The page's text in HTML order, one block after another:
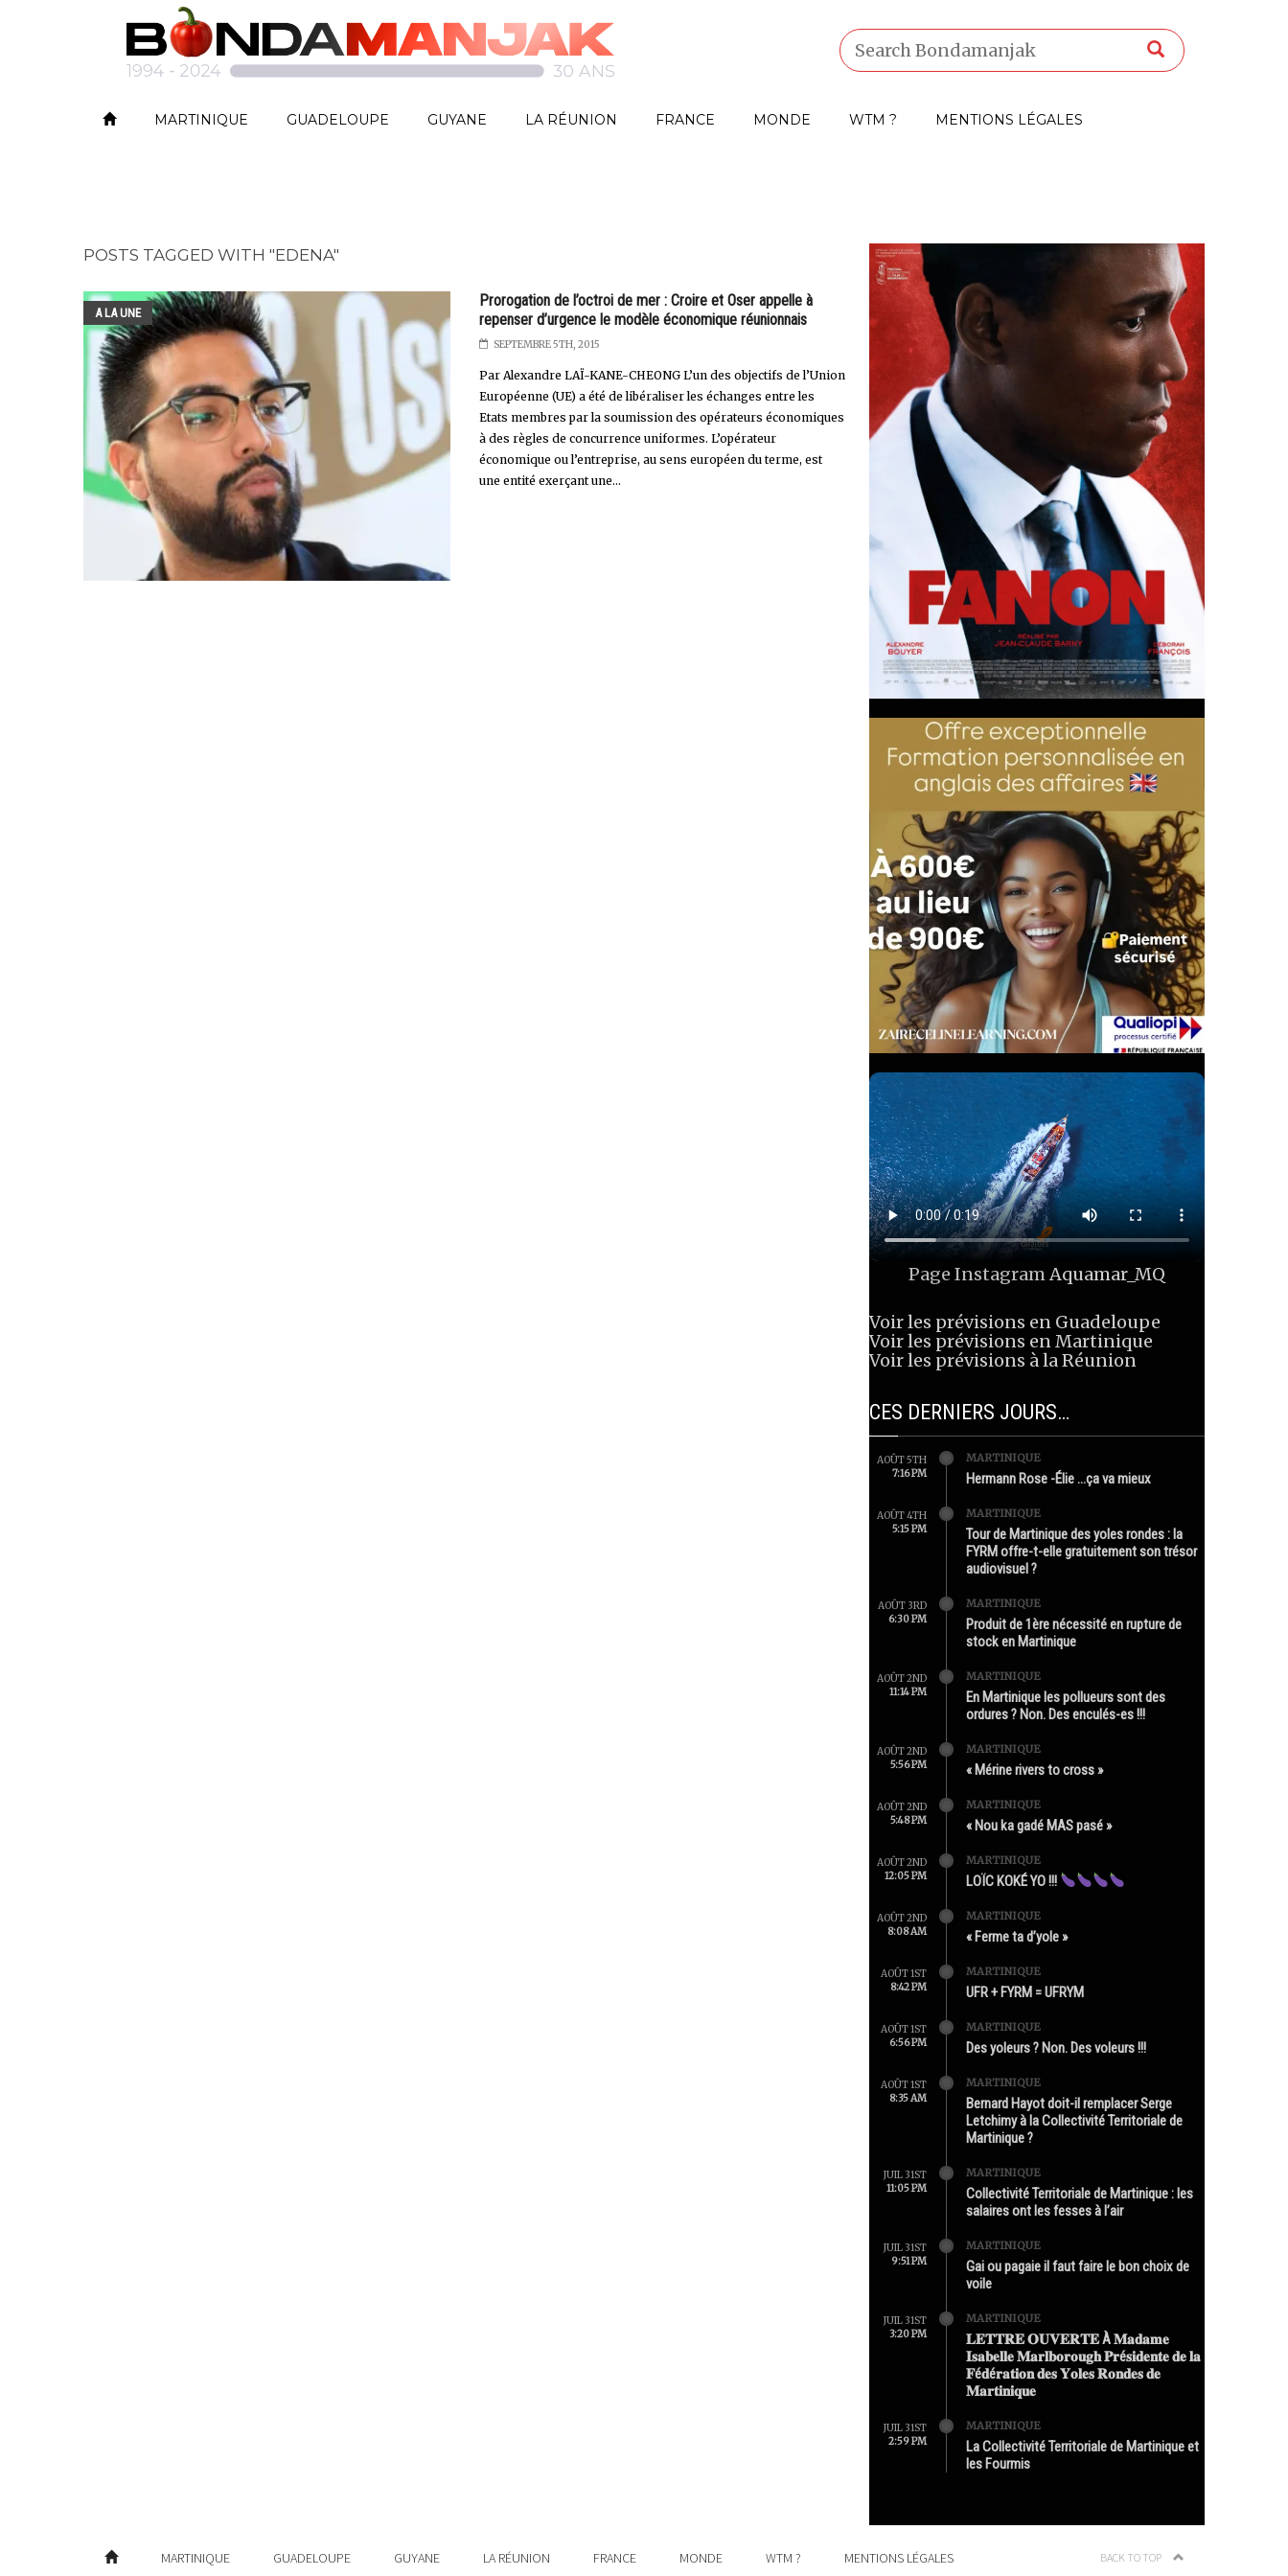
MARTINIQUE GUADELOUPE GUYANE LA RÉUNION FRANCE MONDE WTM ? MENTIONS LÉGALES
POSTS TAGGED WITH "EDENA"
A LA UNE
Prorogation de l’octroi de mer : Croire et Oser appelle à
repenser d’urgence le modèle économique réunionnais
SEPTEMBRE 5TH, 2015
Par Alexandre LAÏ-KANE-CHEONG L’un des objectifs de l’Union
Européenne (UE) a été de libéraliser les échanges entre les
Etats membres par la soumission des opérateurs économiques
à des règles de concurrence uniformes. L’opérateur
économique ou l’entreprise, au sens européen du terme, est
une entité exerçant une...
Page InstagramAquamar_MQ
Voir les prévisions en Guadeloupe
Voir les prévisions en Martinique
Voir les prévisions à la Réunion
CES DERNIERS JOURS…
AOÛT 5TH
7:16 PM
MARTINIQUE
Hermann Rose -Élie …ça va mieux
AOÛT 4TH
5:15 PM
MARTINIQUE
Tour de Martinique des yoles rondes : la
FYRM offre-t-elle gratuitement son trésor
audiovisuel ?
AOÛT 3RD
6:30 PM
MARTINIQUE
Produit de 1ère nécessité en rupture de
stock en Martinique
AOÛT 2ND
11:14 PM
MARTINIQUE
En Martinique les pollueurs sont des
ordures ? Non. Des enculés-es !!!
AOÛT 2ND
5:56 PM
MARTINIQUE
« Mérine rivers to cross »
AOÛT 2ND
5:48 PM
MARTINIQUE
« Nou ka gadé MAS pasé »
AOÛT 2ND
12:05 PM
MARTINIQUE
LOÏC KOKÉ YO !!!
AOÛT 2ND
8:08 AM
MARTINIQUE
« Ferme ta d’yole »
AOÛT 1ST
8:42 PM
MARTINIQUE
UFR + FYRM = UFRYM
AOÛT 1ST
6:56 PM
MARTINIQUE
Des yoleurs ? Non. Des voleurs !!!
AOÛT 1ST
8:35 AM
MARTINIQUE
Bernard Hayot doit-il remplacer Serge
Letchimy à la Collectivité Territoriale de
Martinique ?
JUIL 31ST
11:05 PM
MARTINIQUE
Collectivité Territoriale de Martinique : les
salaires ont les fesses à l’air
JUIL 31ST
9:51 PM
MARTINIQUE
Gai ou pagaie il faut faire le bon choix de
voile
JUIL 31ST
3:20 PM
MARTINIQUE
𝐋𝐄𝐓𝐓𝐑𝐄 𝐎𝐔𝐕𝐄𝐑𝐓𝐄 À 𝐌𝐚𝐝𝐚𝐦𝐞
𝐈𝐬𝐚𝐛𝐞𝐥𝐥𝐞 𝐌𝐚𝐫𝐥𝐛𝐨𝐫𝐨𝐮𝐠𝐡 𝐏𝐫é𝐬𝐢𝐝𝐞𝐧𝐭𝐞 𝐝𝐞 𝐥𝐚
𝐅é𝐝é𝐫𝐚𝐭𝐢𝐨𝐧 𝐝𝐞𝐬 𝐘𝐨𝐥𝐞𝐬 𝐑𝐨𝐧𝐝𝐞𝐬 𝐝𝐞
𝐌𝐚𝐫𝐭𝐢𝐧𝐢𝐪𝐮𝐞
JUIL 31ST
2:59 PM
MARTINIQUE
La Collectivité Territoriale de Martinique et
les Fourmis
MARTINIQUE GUADELOUPE GUYANE LA RÉUNION FRANCE MONDE WTM ? MENTIONS LÉGALES BACK TO TOP